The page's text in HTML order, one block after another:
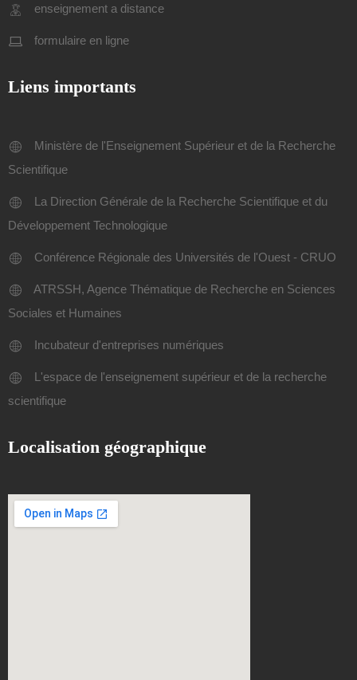
enseignement a distance
formulaire en ligne
Liens importants
Ministère de l'Enseignement Supérieur et de la Recherche
Scientifique
La Direction Générale de la Recherche Scientifique et du
Développement Technologique
Conférence Régionale des Universités de l'Ouest - CRUO
ATRSSH, Agence Thématique de Recherche en Sciences
Sociales et Humaines
Incubateur d'entreprises numériques
L'espace de l'enseignement supérieur et de la recherche
scientifique
Localisation géographique